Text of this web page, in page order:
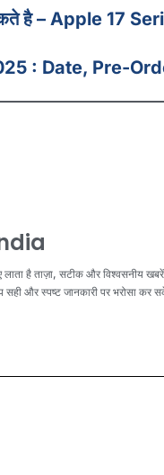
है – Apple 17
: Date, Pre-
है ताज़ा, सटीक और विश्वसनीय खबरें।
और स्पष्ट जानकारी पर भरोसा कर